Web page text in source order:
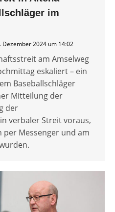
im
Dezember 2024 um 14:02
am Amselweg
eskaliert – ein
Baseballschläger
Mitteilung der
der
verbaler Streit voraus,
per Messenger und am